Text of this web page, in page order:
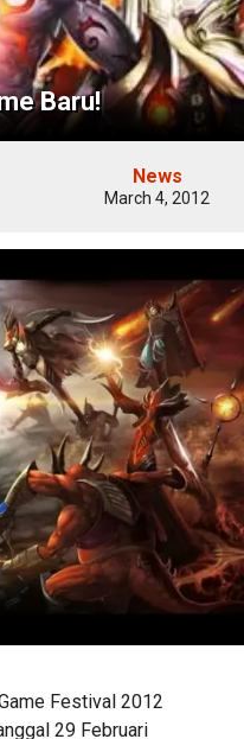
Baru!
News
March 4, 2012
Festival 2012
29 Februari